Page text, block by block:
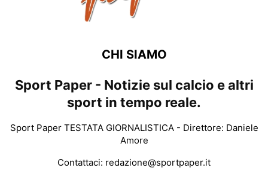
CHI SIAMO
Sport Paper - Notizie sul calcio e altri
sport in tempo reale.
Sport Paper TESTATA GIORNALISTICA - Direttore: Daniele
Amore
Contattaci: redazione@sportpaper.it